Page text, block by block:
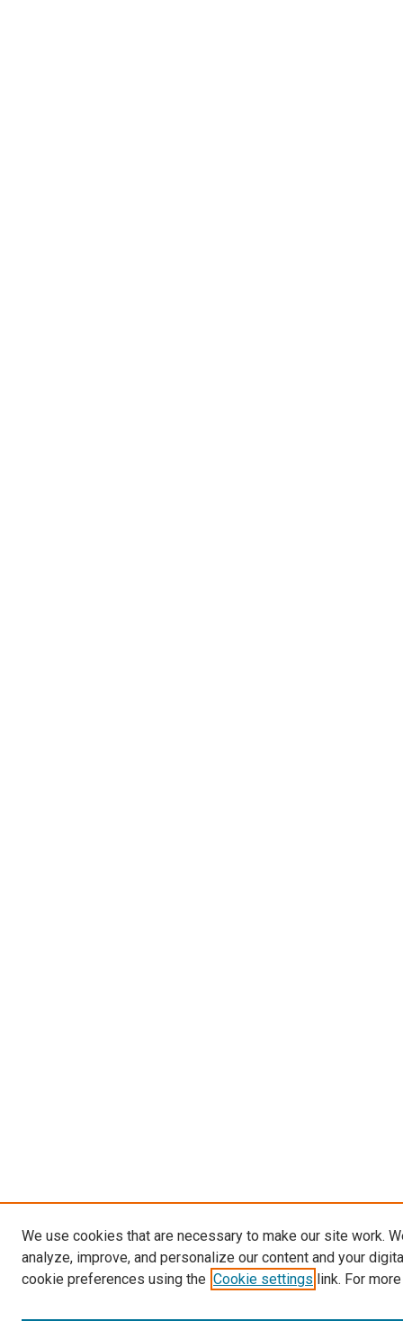
We use cookies that are necessary to make our site work.
analyze, improve, and personalize our content and your
cookie preferences using the Cookie settings link. For